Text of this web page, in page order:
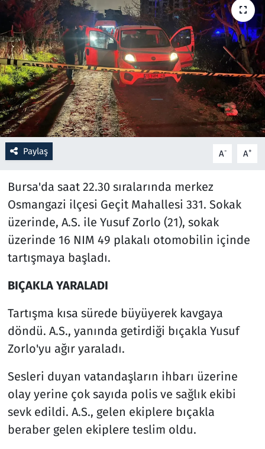
Paylaş A- A+
Bursa'da saat 22.30 sıralarında merkez
Osmangazi ilçesi Geçit Mahallesi 331. Sokak
üzerinde, A.S. ile Yusuf Zorlo (21), sokak
üzerinde 16 NIM 49 plakalı otomobilin içinde
tartışmaya başladı.
BIÇAKLA YARALADI
Tartışma kısa sürede büyüyerek kavgaya
döndü. A.S., yanında getirdiği bıçakla Yusuf
Zorlo'yu ağır yaraladı.
Sesleri duyan vatandaşların ihbarı üzerine
olay yerine çok sayıda polis ve sağlık ekibi
sevk edildi. A.S., gelen ekiplere bıçakla
beraber gelen ekiplere teslim oldu.
Ramazan
Resmi İlanlar
Rüya Tabirleri
Sağlık
Savunma Sanayi
Seçim 2023
Spor
Teknoloji ve Bilim
Televizyon